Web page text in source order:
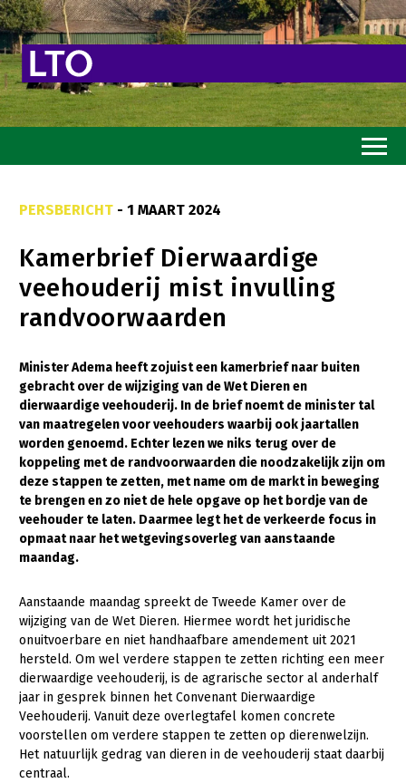
Goed eten
Mooi groen
Sterk ondernemerschap
Transitiepaden
Thema’s
Gezonde planten
Gezonde dieren
Natuur, klimaat en energie
Bodem en water
Platteland en omgeving
Mens, ondernemerschap en onderwijs
Internationaal
Sectoren
Dier
Biologische Landbouw
Geitenhouderij
PERSBERICHT - 1 MAART 2024
Kamerbrief Dierwaardige
veehouderij mist invulling
randvoorwaarden
Minister Adema heeft zojuist een kamerbrief naar buiten
gebracht over de wijziging van de Wet Dieren en
dierwaardige veehouderij. In de brief noemt de minister tal
van maatregelen voor veehouders waarbij ook jaartallen
worden genoemd. Echter lezen we niks terug over de
koppeling met de randvoorwaarden die noodzakelijk zijn om
deze stappen te zetten, met name om de markt in beweging
te brengen en zo niet de hele opgave op het bordje van de
veehouder te laten. Daarmee legt het de verkeerde focus in
opmaat naar het wetgevingsoverleg van aanstaande
maandag.
Aanstaande maandag spreekt de Tweede Kamer over de
wijziging van de Wet Dieren. Hiermee wordt het juridische
onuitvoerbare en niet handhaafbare amendement uit 2021
hersteld. Om wel verdere stappen te zetten richting een meer
dierwaardige veehouderij, is de agrarische sector al anderhalf
jaar in gesprek binnen het Convenant Dierwaardige
Veehouderij. Vanuit deze overlegtafel komen concrete
voorstellen om verdere stappen te zetten op dierenwelzijn.
Het natuurlijk gedrag van dieren in de veehouderij staat daarbij
centraal.